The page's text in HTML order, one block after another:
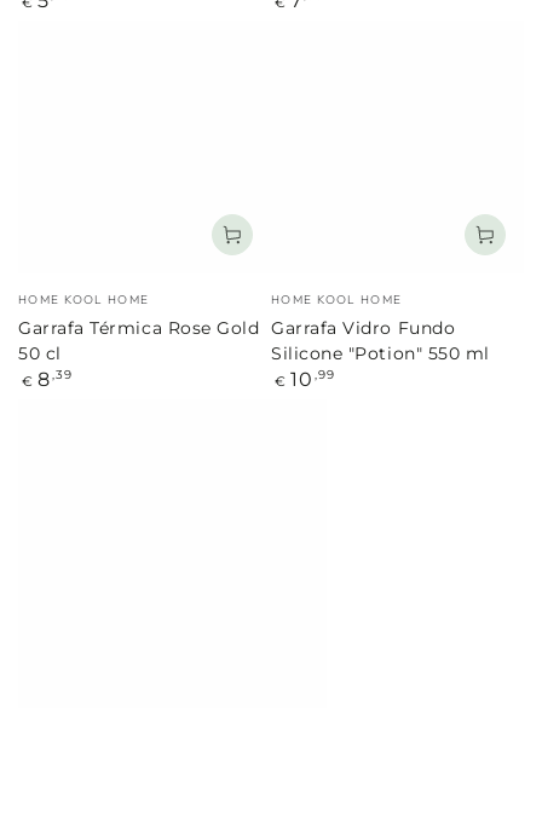
Marca:
HOME KOOL HOME
Garrafa Térmica Rose Gold
50 cl
Preço
€ 8 ,39
Marca:
HOME KOOL HOME
Garrafa Vidro Fundo
Silicone "Potion" 550 ml
Preço
€ 10 ,99